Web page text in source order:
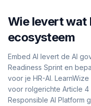
Wie levert wat
ecosysteem
Embed AI levert de AI
Readiness Sprint en
voor je HR-AI.
voor rolgerichte Article
Responsible AI Platform